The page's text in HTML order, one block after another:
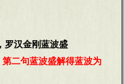
罗汉金刚蓝波盛
二句蓝波盛解得蓝波为